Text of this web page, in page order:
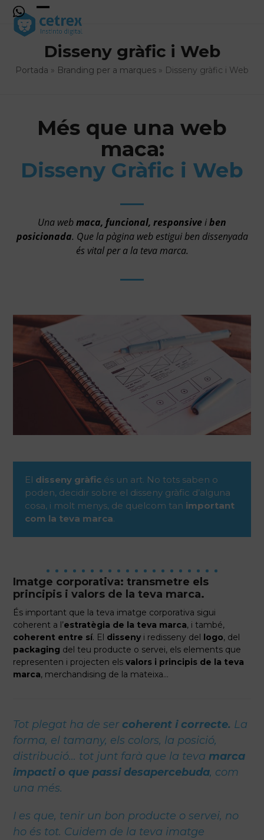
Skip
content
Open
mobile
menu
Close
mobile
menu
Disseny gràfic i Web
Portada » Branding per a marques » Disseny gràfic i Web
Més que una web
maca:
Disseny Gràfic i Web
Una webmaca, funcional, responsiveiben
posicionada. Que la pàgina web estigui ben dissenyada
és vital per a la teva marca.
El disseny gràfic és un art. No tots saben o
poden, decidir sobre el disseny gràfic d’alguna
cosa, i molt menys, de quelcom tan important
com la teva marca.
Imatge corporativa: transmetre els
principis i valors de la teva marca.
És important que la teva imatge corporativa sigui
coherent a l’estratègia de la teva marca, i també,
coherent entre sí. El disseny i redisseny del logo, del
packaging del teu producte o servei, els elements que
representen i projecten elsvalors i principis de la teva
marca, merchandising de la mateixa…
Tot plegat ha de sercoherent i correcte. La
forma, el tamany, els colors, la posició,
distribució… tot junt farà que la tevamarca
impacti o que passi desapercebuda, com
una més.
I es que, tenir un bon producte o servei, no
ho és tot. Cuidem de la teva imatge